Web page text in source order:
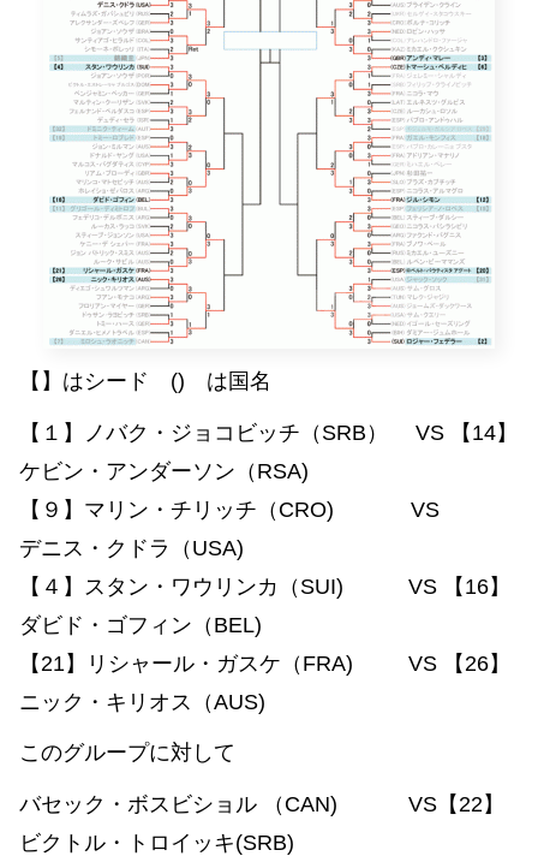
【】はシード () は国名
【１】ノバク・ジョコビッチ（SRB） VS 【14】
ケビン・アンダーソン（RSA)
【９】マリン・チリッチ（CRO) VS
デニス・クドラ（USA)
【４】スタン・ワウリンカ（SUI) VS 【16】
ダビド・ゴフィン（BEL)
【21】リシャール・ガスケ（FRA) VS 【26】
ニック・キリオス（AUS)
このグループに対して
バセック・ボスビショル （CAN) VS【22】
ビクトル・トロイッキ(SRB)